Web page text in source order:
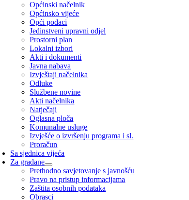
Općinski načelnik
Općinsko vijeće
Opći podaci
Jedinstveni upravni odjel
Prostorni plan
Lokalni izbori
Akti i dokumenti
Javna nabava
Izvještaji načelnika
Odluke
Službene novine
Akti načelnika
Natječaji
Oglasna ploča
Komunalne usluge
Izvješće o izvršenju programa i sl.
Proračun
Sa sjednica vijeća
Za građane
Prethodno savjetovanje s javnošću
Pravo na pristup informacijama
Zaštita osobnih podataka
Obrasci